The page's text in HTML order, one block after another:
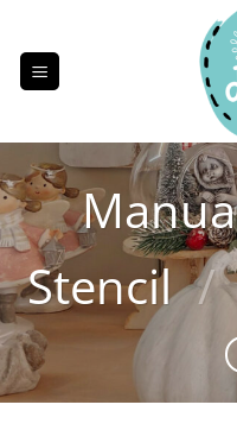
contenido
Stencil /